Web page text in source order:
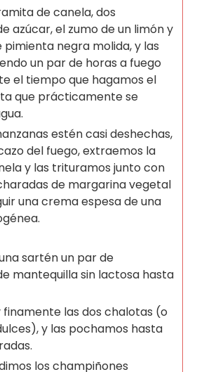
de canela, dos
azúcar, el zumo de un limón y
pimienta negra molida, y las
un par de horas a fuego
el tiempo que hagamos el
que prácticamente se
estén casi deshechas,
del fuego, extraemos la
y las trituramos junto con
de margarina vegetal
una crema espesa de una
sartén un par de
mantequilla sin lactosa hasta
finamente las dos chalotas (o
y las pochamos hasta
los champiñones